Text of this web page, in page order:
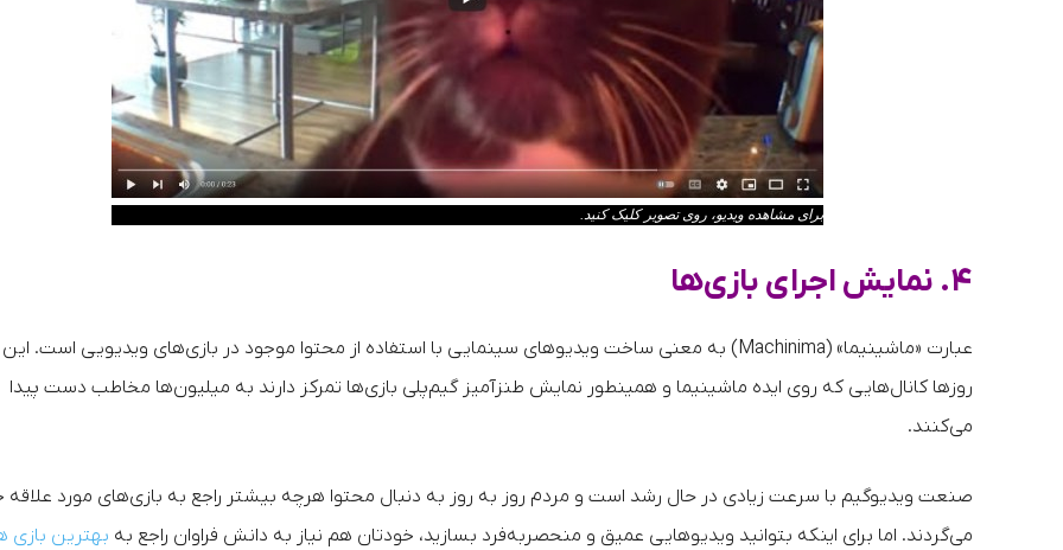
برای مشاهده ویدیو، روی تصویر کلیک کنید.
۴. نمایش اجرای بازی‌ها
عبارت «ماشینیما» (Machinima) به معنی ساخت ویدیوهای سینمایی با استفاده از محتوا موجود در بازی‌های ویدیویی است. این
روزها کانال‌هایی که روی ایده ماشینیما و همینطور نمایش طنز‌آمیز گیم‌پلی بازی‌ها تمرکز دارند به میلیون‌ها مخاطب دست پیدا
می‌کنند.
صنعت ویدیوگیم با سرعت زیادی در حال رشد است و مردم روز به روز به دنبال محتوا هرچه بیشتر راجع به بازی‌های مورد علاقه
می‌گردند. اما برای اینکه بتوانید ویدیوهایی عمیق و منحصربه‌فرد بسازید، خودتان هم نیاز به دانش فراوان راجع به بهترین بازی